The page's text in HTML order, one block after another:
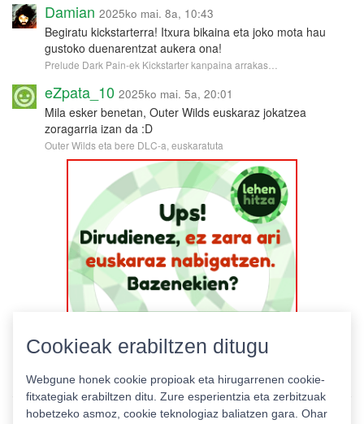
Damian 2025ko mai. 8a, 10:43
Begiratu kickstarterra! Itxura bikaina eta joko mota hau
gustoko duenarentzat aukera ona!
Prelude Dark Pain-ek Kickstarter kanpaina arrakas…
eZpata_10 2025ko mai. 5a, 20:01
Mila esker benetan, Outer Wilds euskaraz jokatzea
zoragarria izan da :D
Outer Wilds eta bere DLC-a, euskaratuta
Cookieak erabiltzen ditugu
Webgune honek cookie propioak eta hirugarrenen cookie-
fitxategiak erabiltzen ditu. Zure esperientzia eta zerbitzuak
hobetzeko asmoz, cookie teknologiaz baliatzen gara. Ohar